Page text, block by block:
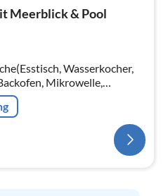
Meerblick & Pool
Wasserkocher,
Mikrowelle,